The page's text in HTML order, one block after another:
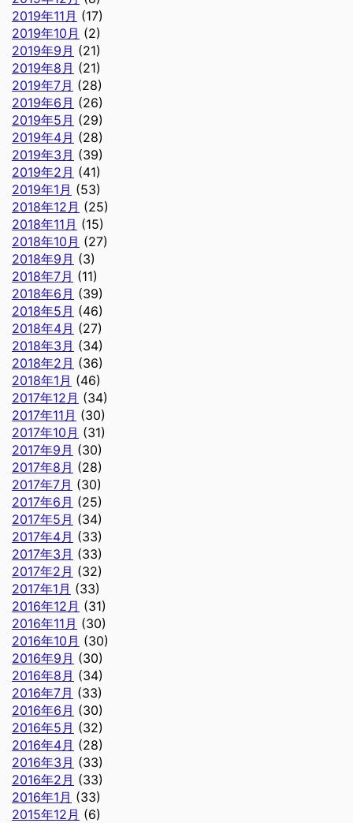
2019年11月 (17)
2019年10月 (2)
2019年9月 (21)
2019年8月 (21)
2019年7月 (28)
2019年6月 (26)
2019年5月 (29)
2019年4月 (28)
2019年3月 (39)
2019年2月 (41)
2019年1月 (53)
2018年12月 (25)
2018年11月 (15)
2018年10月 (27)
2018年9月 (3)
2018年7月 (11)
2018年6月 (39)
2018年5月 (46)
2018年4月 (27)
2018年3月 (34)
2018年2月 (36)
2018年1月 (46)
2017年12月 (34)
2017年11月 (30)
2017年10月 (31)
2017年9月 (30)
2017年8月 (28)
2017年7月 (30)
2017年6月 (25)
2017年5月 (34)
2017年4月 (33)
2017年3月 (33)
2017年2月 (32)
2017年1月 (33)
2016年12月 (31)
2016年11月 (30)
2016年10月 (30)
2016年9月 (30)
2016年8月 (34)
2016年7月 (33)
2016年6月 (30)
2016年5月 (32)
2016年4月 (28)
2016年3月 (33)
2016年2月 (33)
2016年1月 (33)
2015年12月 (6)